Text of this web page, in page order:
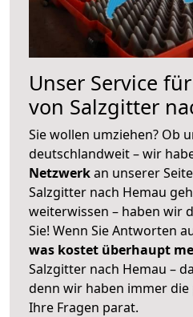
Unser Service
von Salzgitter
Sie wollen umziehen? Ob
deutschlandweit – wir
Netzwerkan unserer
Salzgitter nach Hemau
weiterwissen – haben wir
Sie! Wenn Sie Antworten
was kostet überhaupt
Salzgitter nach Hemau –
denn wir haben immer
Ihre Fragen parat.